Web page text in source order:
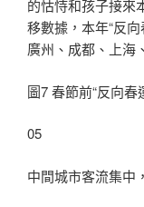
的怙恃和孩子接來
移數據，本年“反
廣州、成都、上海
圖7 春節前“反向
05
中間城市客流集中